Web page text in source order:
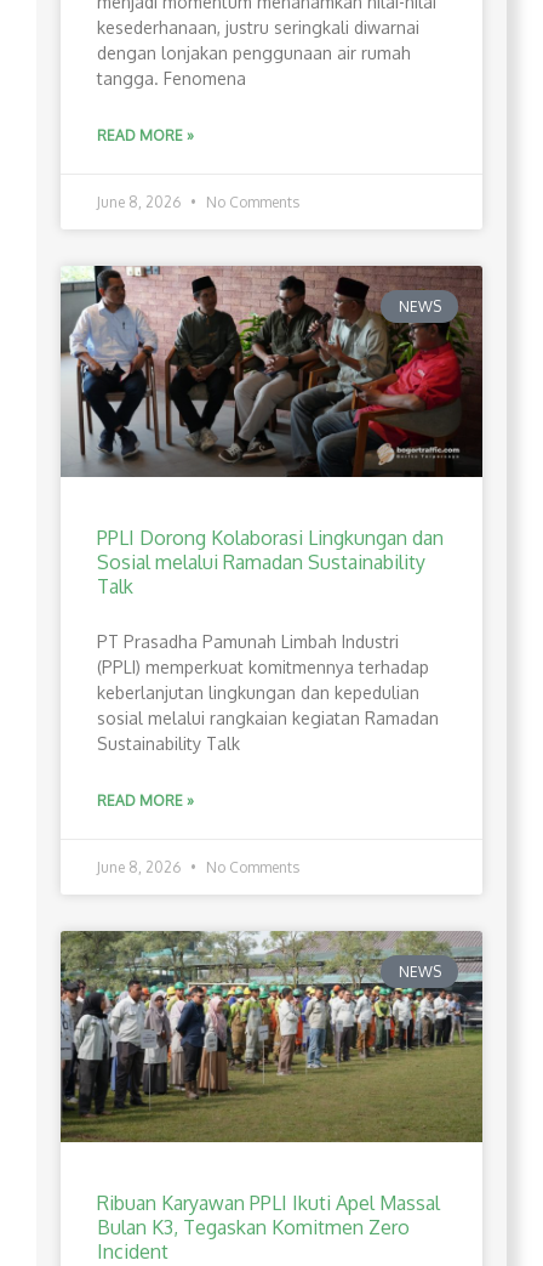
kesederhanaan, justru seringkali diwarnai
dengan lonjakan penggunaan air rumah
tangga. Fenomena
READ MORE »
June 8, 2026 No Comments
NEWS
PPLI Dorong Kolaborasi Lingkungan dan
Sosial melalui Ramadan Sustainability
Talk
PT Prasadha Pamunah Limbah Industri
(PPLI) memperkuat komitmennya terhadap
keberlanjutan lingkungan dan kepedulian
sosial melalui rangkaian kegiatan Ramadan
Sustainability Talk
READ MORE »
June 8, 2026 No Comments
NEWS
Ribuan Karyawan PPLI Ikuti Apel Massal
Bulan K3, Tegaskan Komitmen Zero
Incident